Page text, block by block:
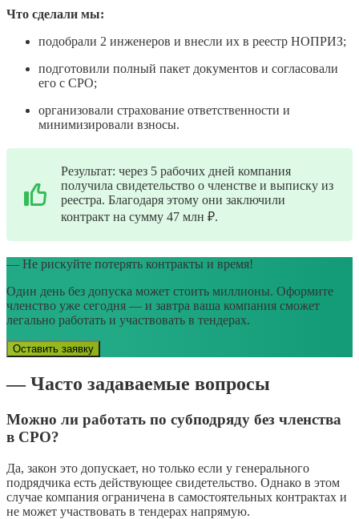
Что сделали мы:
подобрали 2 инженеров и внесли их в реестр НОПРИЗ;
подготовили полный пакет документов и согласовали
его с СРО;
организовали страхование ответственности и
минимизировали взносы.
Результат: через 5 рабочих дней компания
получила свидетельство о членстве и выписку из
реестра. Благодаря этому они заключили
контракт на сумму 47 млн ₽.
— Не рискуйте потерять контракты и время!
Один день без допуска может стоить миллионы. Оформите
членство уже сегодня — и завтра ваша компания сможет
легально работать и участвовать в тендерах.
Оставить заявку
— Часто задаваемые вопросы
Можно ли работать по субподряду без членства
в СРО?
Да, закон это допускает, но только если у генерального
подрядчика есть действующее свидетельство. Однако в этом
случае компания ограничена в самостоятельных контрактах и
не может участвовать в тендерах напрямую.